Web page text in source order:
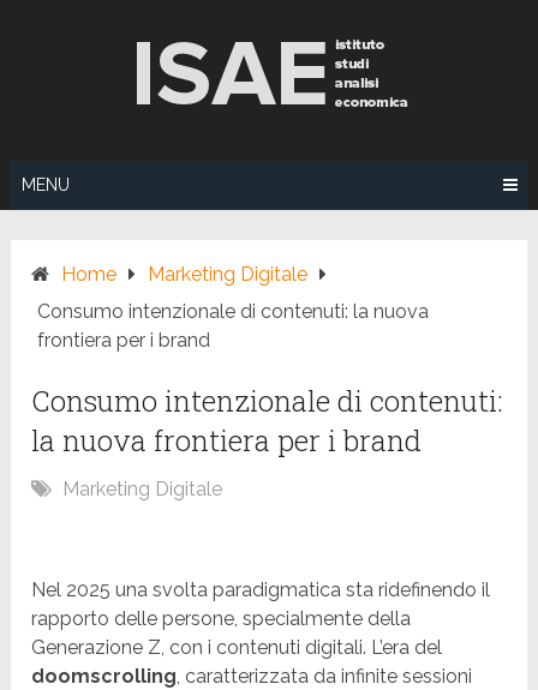
MENU
Home
Marketing Digitale
Consumo intenzionale di contenuti: la nuova
frontiera per i brand
Consumo intenzionale di contenuti:
la nuova frontiera per i brand
Marketing Digitale
Nel 2025 una svolta paradigmatica sta ridefinendo il
rapporto delle persone, specialmente della
Generazione Z, con i contenuti digitali. L’era del
doomscrolling, caratterizzata da infinite sessioni